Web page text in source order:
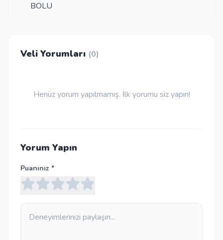
BOLU
Veli Yorumları (0)
Henüz yorum yapılmamış. İlk yorumu siz yapın!
Yorum Yapın
Puanınız *